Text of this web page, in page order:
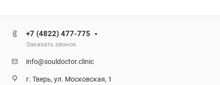
+7 (4822) 477-775
Заказать звонок
info@souldoctor.clinic
г. Тверь, ул. Московская, 1